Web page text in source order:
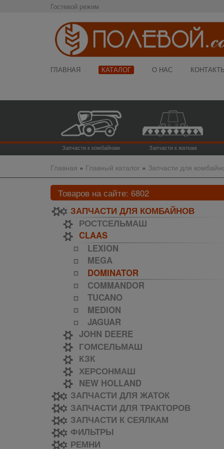
Гостевой режим
ГЛАВНАЯ КАТАЛОГ О НАС
Запчасти к комбайнам Запчасти к жаткам
Главная » Главный каталог» Запчасти для
Товаров на сайте: 6802
ЗАПЧАСТИ ДЛЯ КОМБАЙНОВ
РОСТСЕЛЬМАШ
CLAAS
LEXION
MEGA
DOMINATOR
COMMANDOR
TUCANO
MEDION
JAGUAR
JOHN DEERE
ГОМСЕЛЬМАШ
КЗК
ХЕРСОНМАШ
NEW HOLLAND
ЗАПЧАСТИ ДЛЯ ЖАТОК
ЗАПЧАСТИ ДЛЯ ТРАКТОРОВ
ЗАПЧАСТИ К СЕЯЛКАМ
ФИЛЬТРЫ
РЕМНИ